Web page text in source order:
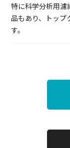
特に科学分析用濾
品もあり、トップ
す。